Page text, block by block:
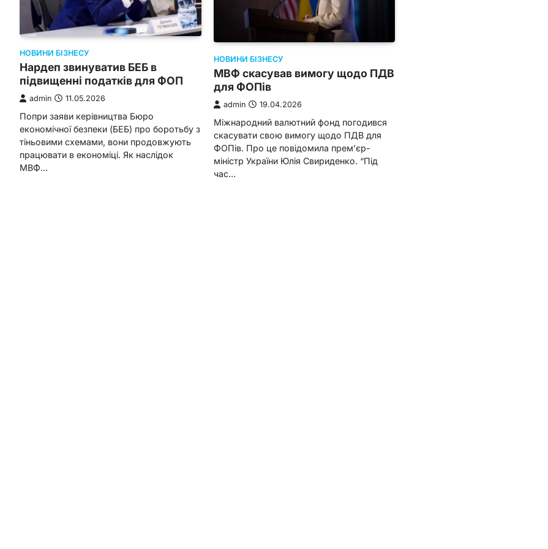
НОВИНИ БІЗНЕСУ
Нардеп звинуватив БЕБ в
підвищенні податків для ФОП
admin 11.05.2026
Попри заяви керівництва Бюро
економічної безпеки (БЕБ) про боротьбу з
тіньовими схемами, вони продовжують
працювати в економіці. Як наслідок
МВФ…
НОВИНИ БІЗНЕСУ
МВФ скасував вимогу щодо ПДВ
для ФОПів
admin 19.04.2026
Міжнародний валютний фонд погодився
скасувати свою вимогу щодо ПДВ для
ФОПів. Про це повідомила прем’єр-
міністр України Юлія Свириденко. “Під
час…